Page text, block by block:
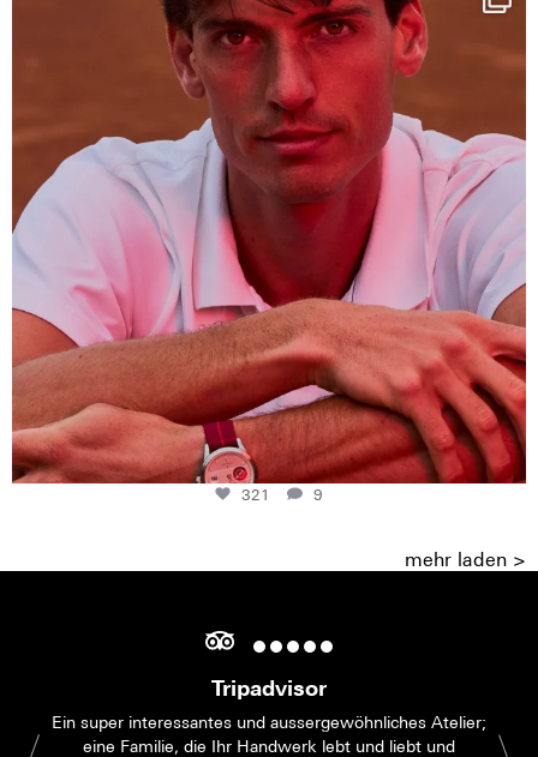
This week at...
321
9
321 9
mehr laden >
Tripadvisor
Ein super interessantes und aussergewöhnliches Atelier;
eine Familie, die Ihr Handwerk lebt und liebt und